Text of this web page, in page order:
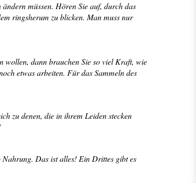
müssen. Hören Sie auf, durch das
ringsherum zu blicken. Man muss nur
wollen, dann brauchen Sie so viel Kraft, wie
etwas arbeiten. Für das Sammeln des
zu denen, die in ihrem Leiden stecken
Nahrung. Das ist alles! Ein Drittes gibt es